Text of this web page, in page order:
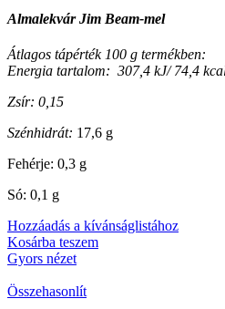
Almalekvár Jim Beam-mel
Átlagos tápérték 100 g termékben:
Energia tartalom: 307,4 kJ/ 74,4
Zsír: 0,15
Szénhidrát: 17,6 g
Fehérje: 0,3 g
Só: 0,1 g
Hozzáadás a kívánságlistához
Kosárba teszem
Gyors nézet
Összehasonlít